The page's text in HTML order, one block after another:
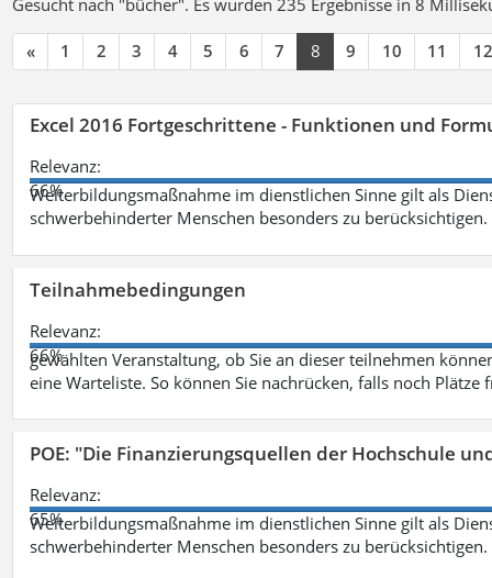
« 1 2 3 4 5 6 7 8 9 10 11 12
Excel 2016 Fortgeschrittene - Funktionen und
Relevanz:
66%
Weiterbildungsmaßnahme im dienstlichen Sinne gilt als
schwerbehinderter Menschen besonders zu berücksichtigen.
Teilnahmebedingungen
Relevanz:
66%
gewählten Veranstaltung, ob Sie an dieser teilnehmen
eine Warteliste. So können Sie nachrücken, falls noch Plätze
POE: "Die Finanzierungsquellen der Hochschule
Relevanz:
65%
Weiterbildungsmaßnahme im dienstlichen Sinne gilt als
schwerbehinderter Menschen besonders zu berücksichtigen.